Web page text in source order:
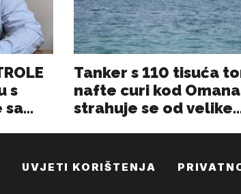
UVJETI KORIŠTENJA